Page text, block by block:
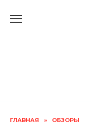
ГЛАВНАЯ » ОБЗОРЫ